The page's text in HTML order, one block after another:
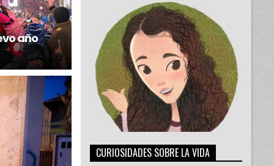
año
CURIOSIDADES SOBRE LA VIDA